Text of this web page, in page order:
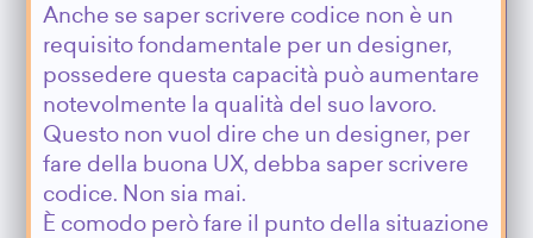
Anche se saper scrivere codice non è un
requisito fondamentale per un designer,
possedere questa capacità può aumentare
notevolmente la qualità del suo lavoro.
Questo non vuol dire che un designer, per
fare della buona UX, debba saper scrivere
codice. Non sia mai.
È comodo però fare il punto della situazione